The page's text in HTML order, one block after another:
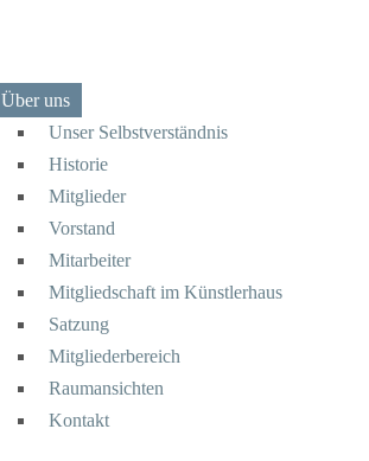
Über uns
Unser Selbstverständnis
Historie
Mitglieder
Vorstand
Mitarbeiter
Mitgliedschaft im Künstlerhaus
Satzung
Mitgliederbereich
Raumansichten
Kontakt